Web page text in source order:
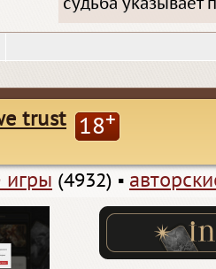
судьба указывает
trust 18+
(4932) ▪